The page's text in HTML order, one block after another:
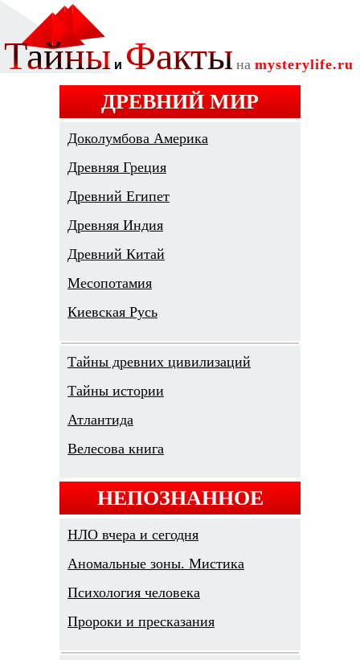
ДРЕВНИЙ МИР
Доколумбова Америка
Древняя Греция
Древний Египет
Древняя Индия
Древний Китай
Месопотамия
Киевская Русь
Тайны древних цивилизаций
Тайны истории
Атлантида
Велесова книга
НЕПОЗНАННОЕ
НЛО вчера и сегодня
Аномальные зоны. Мистика
Психология человека
Пророки и пресказания